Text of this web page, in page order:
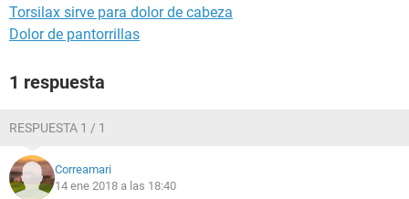
Torsilax sirve para dolor de cabeza
Dolor de pantorrillas
1 respuesta
RESPUESTA 1 / 1
Correamari
14 ene 2018 a las 18:40